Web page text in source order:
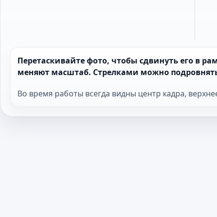
Перетаскивайте фото, чтобы сдвинуть его в
меняют масштаб. Стрелками можно
Во время работы всегда видны центр кадра,